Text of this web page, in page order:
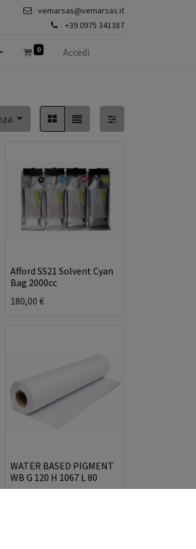
vemarsas@vemarsas.it
+39 0975 341387
0 Accedi
Afford SS21 Solvent Cyan
Bag 2000cc
180,00 €
WATER BASED PIGMENT
WB G 120 H 1067 L 80